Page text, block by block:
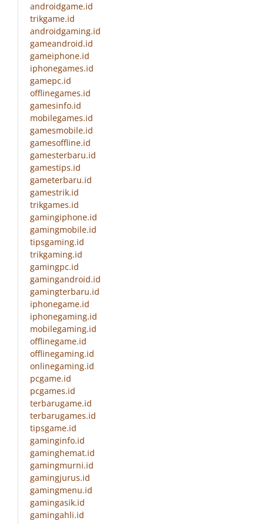
androidgame.id
trikgame.id
androidgaming.id
gameandroid.id
gameiphone.id
iphonegames.id
gamepc.id
offlinegames.id
gamesinfo.id
mobilegames.id
gamesmobile.id
gamesoffline.id
gamesterbaru.id
gamestips.id
gameterbaru.id
gamestrik.id
trikgames.id
gamingiphone.id
gamingmobile.id
tipsgaming.id
trikgaming.id
gamingpc.id
gamingandroid.id
gamingterbaru.id
iphonegame.id
iphonegaming.id
mobilegaming.id
offlinegame.id
offlinegaming.id
onlinegaming.id
pcgame.id
pcgames.id
terbarugame.id
terbarugames.id
tipsgame.id
gaminginfo.id
gaminghemat.id
gamingmurni.id
gamingjurus.id
gamingmenu.id
gamingasik.id
gamingahli.id